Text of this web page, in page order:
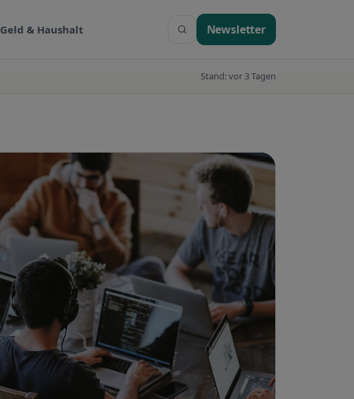
Geld & Haushalt SucheNewsletter
Stand: vor 3 Tagen